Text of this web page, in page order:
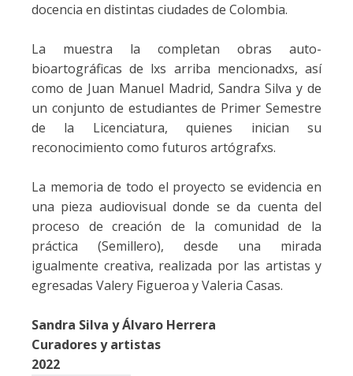
docencia en distintas ciudades de Colombia.
La muestra la completan obras auto-
bioartográficas de lxs arriba mencionadxs, así
como de Juan Manuel Madrid, Sandra Silva y de
un conjunto de estudiantes de Primer Semestre
de la Licenciatura, quienes inician su
reconocimiento como futuros artógrafxs.
La memoria de todo el proyecto se evidencia en
una pieza audiovisual donde se da cuenta del
proceso de creación de la comunidad de la
práctica (Semillero), desde una mirada
igualmente creativa, realizada por las artistas y
egresadas Valery Figueroa y Valeria Casas.
Sandra Silva y Álvaro Herrera
Curadores y artistas
2022